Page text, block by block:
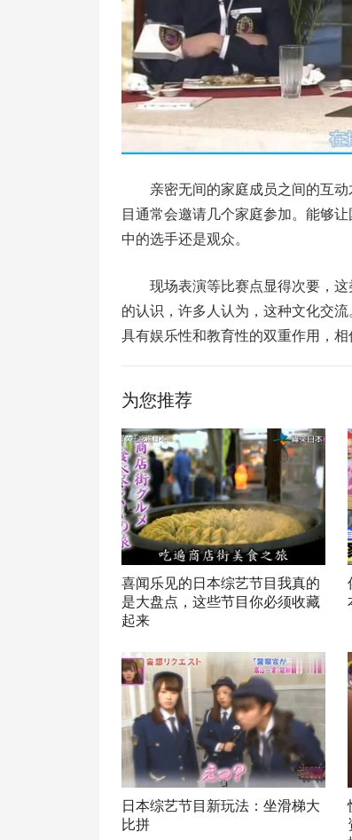
亲密无间的家庭成员之间的互
目通常会邀请几个家庭参加。能够
中的选手还是观众。
现场表演等比赛点显得次要，
的认识，许多人认为，这种文化交
具有娱乐性和教育性的双重作用，相
为您推荐
喜闻乐见的日本综艺节目我真的
是大盘点，这些节目你必须收藏
起来
日本综艺节目新玩法：坐滑梯大
比拼